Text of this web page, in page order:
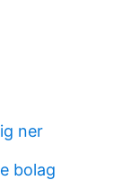
ner
bolag